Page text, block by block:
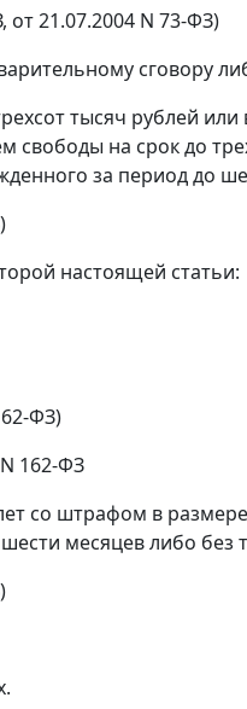
от 21.07.2004 N 73-ФЗ)
сговору
тысяч рублей
свободы на срок до
за период до
настоящей статьи:
ФЗ)
162-ФЗ
со штрафом в
месяцев либо без